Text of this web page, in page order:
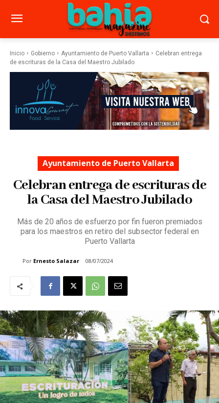
Inicio Gobierno Ayuntamiento de Puerto Vallarta
Celebran entrega
de escrituras de la Casa del Maestro Jubilado
Ayuntamiento de Puerto Vallarta
Celebran entrega de escrituras de
la Casa del Maestro Jubilado
Más de 20 años de esfuerzo por fin fueron premiados
para los maestros en retiro del subsector federal en
Puerto Vallarta
Por Ernesto Salazar 08/07/2024